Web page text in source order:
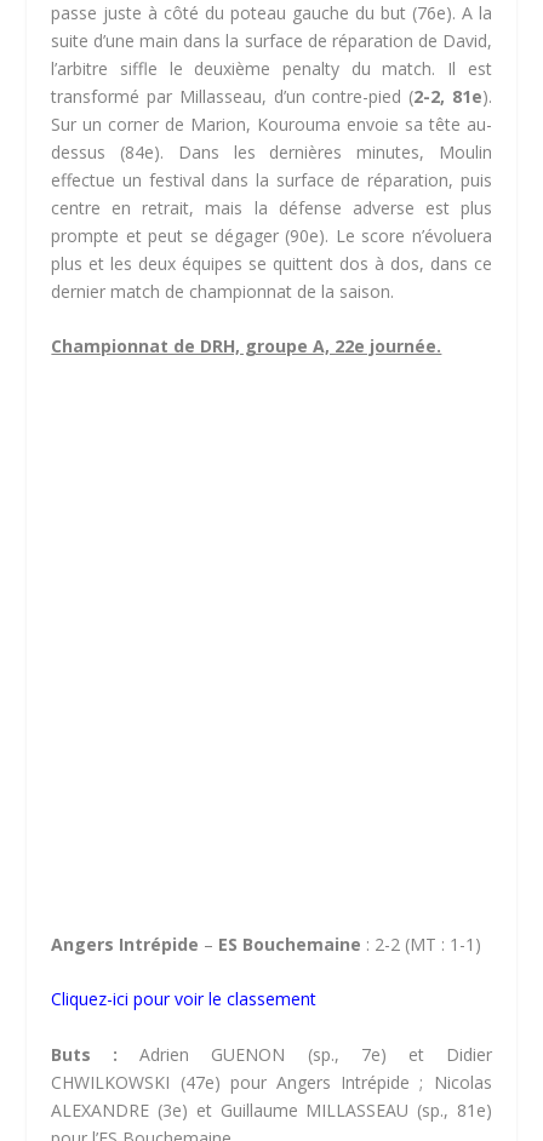
passe juste à côté du poteau gauche du but (76e). A la
suite d’une main dans la surface de réparation de David,
l’arbitre siffle le deuxième penalty du match. Il est
transformé par Millasseau, d’un contre-pied (2-2, 81e).
Sur un corner de Marion, Kourouma envoie sa tête au-
dessus (84e). Dans les dernières minutes, Moulin
effectue un festival dans la surface de réparation, puis
centre en retrait, mais la défense adverse est plus
prompte et peut se dégager (90e). Le score n’évoluera
plus et les deux équipes se quittent dos à dos, dans ce
dernier match de championnat de la saison.
Championnat de DRH, groupe A, 22e journée.
Angers Intrépide – ES Bouchemaine : 2-2 (MT : 1-1)
Cliquez-ici pour voir le classement
Buts : Adrien GUENON (sp., 7e) et Didier
CHWILKOWSKI (47e) pour Angers Intrépide ; Nicolas
ALEXANDRE (3e) et Guillaume MILLASSEAU (sp., 81e)